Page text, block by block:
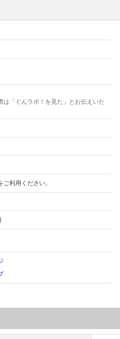
「ぐんラボ！を見た」とお伝えいた
利用ください。